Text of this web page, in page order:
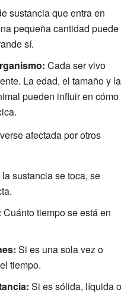
sustancia que entra en
pequeña cantidad puede
sí.
Cada ser vivo
La edad, el tamaño y la
pueden influir en cómo
afectada por otros
sustancia se toca, se
Cuánto tiempo se está en
Si es una sola vez o
tiempo.
Si es sólida, líquida o